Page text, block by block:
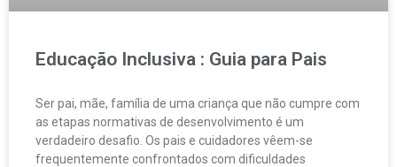
Educação Inclusiva : Guia para Pais
Ser pai, mãe, família de uma criança que não cumpre com
as etapas normativas de desenvolvimento é um
verdadeiro desafio. Os pais e cuidadores vêem-se
frequentemente confrontados com dificuldades